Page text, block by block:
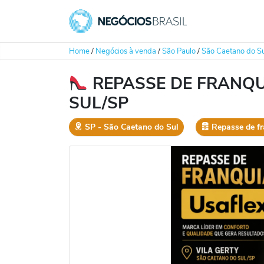
Home/ Negócios à venda/São Paulo/São Caetano do
REPASSE DE
SUL/SP
SP ‐ São Caetano do Sul Repasse de